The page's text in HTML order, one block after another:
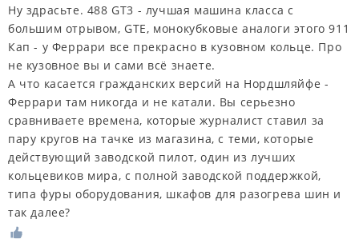
Ну здрасьте. 488 GT3 - лучшая машина класса с
большим отрывом, GTE, монокубковые аналоги этого 911
Кап - у Феррари все прекрасно в кузовном кольце. Про
не кузовное вы и сами всё знаете.
А что касается гражданских версий на Нордшляйфе -
Феррари там никогда и не катали. Вы серьезно
сравниваете времена, которые журналист ставил за
пару кругов на тачке из магазина, с теми, которые
действующий заводской пилот, один из лучших
кольцевиков мира, с полной заводской поддержкой,
типа фуры оборудования, шкафов для разогрева шин и
так далее?